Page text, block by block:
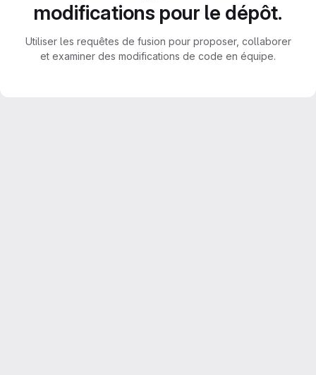
modifications pour le dépôt.
Utiliser les requêtes de fusion pour proposer, collaborer
et examiner des modifications de code en équipe.